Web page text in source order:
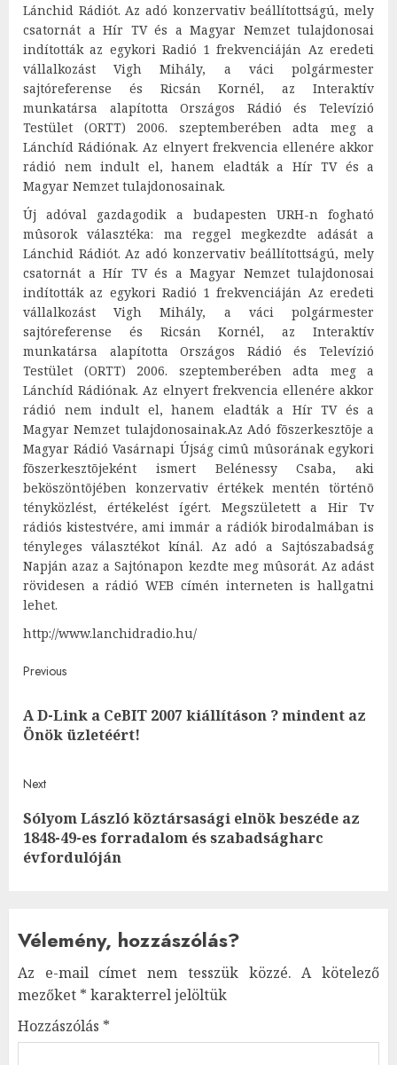
Lánchid Rádiót. Az adó konzervativ beállítottságú, mely
csatornát a Hír TV és a Magyar Nemzet tulajdonosai
indították az egykori Radió 1 frekvenciáján Az eredeti
vállalkozást Vigh Mihály, a váci polgármester
sajtóreferense és Ricsán Kornél, az Interaktív
munkatársa alapította Országos Rádió és Televízió
Testület (ORTT) 2006. szeptemberében adta meg a
Lánchíd Rádiónak. Az elnyert frekvencia ellenére akkor
rádió nem indult el, hanem eladták a Hír TV és a
Magyar Nemzet tulajdonosainak.
Új adóval gazdagodik a budapesten URH-n fogható
mûsorok választéka: ma reggel megkezdte adását a
Lánchid Rádiót. Az adó konzervativ beállítottságú, mely
csatornát a Hír TV és a Magyar Nemzet tulajdonosai
indították az egykori Radió 1 frekvenciáján Az eredeti
vállalkozást Vigh Mihály, a váci polgármester
sajtóreferense és Ricsán Kornél, az Interaktív
munkatársa alapította Országos Rádió és Televízió
Testület (ORTT) 2006. szeptemberében adta meg a
Lánchíd Rádiónak. Az elnyert frekvencia ellenére akkor
rádió nem indult el, hanem eladták a Hír TV és a
Magyar Nemzet tulajdonosainak.Az Adó fõszerkesztõje a
Magyar Rádió Vasárnapi Újság cimû mûsorának egykori
fõszerkesztõjeként ismert Belénessy Csaba, aki
beköszöntõjében konzervativ értékek mentén történõ
tényközlést, értékelést ígért. Megszületett a Hir Tv
rádiós kistestvére, ami immár a rádiók birodalmában is
tényleges választékot kínál. Az adó a Sajtószabadság
Napján azaz a Sajtónapon kezdte meg mûsorát. Az adást
rövidesen a rádió WEB címén interneten is hallgatni
lehet.
http://www.lanchidradio.hu/
Post
navigation
Previous
A D-Link a CeBIT 2007 kiállításon ? mindent az
Önök üzletéért!
Next
Next
post:
Sólyom László köztársasági elnök beszéde az
1848-49-es forradalom és szabadságharc
évfordulóján
Vélemény, hozzászólás?
Az e-mail címet nem tesszük közzé. A kötelező
mezőket * karakterrel jelöltük
Hozzászólás *